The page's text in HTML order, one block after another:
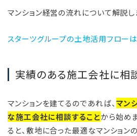
マンション経営の流れについて解説し
スターツグループの土地活用フロー
実績のある施工会社に相
マンションを建てるのであれば、 マン
な施工会社に相談することから始め
ると、敷地に合った最適なマンション